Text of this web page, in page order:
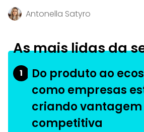
Antonella Satyro
As mais lidas da
1
Do produto ao
como empresas
criando vantagem
competitiva